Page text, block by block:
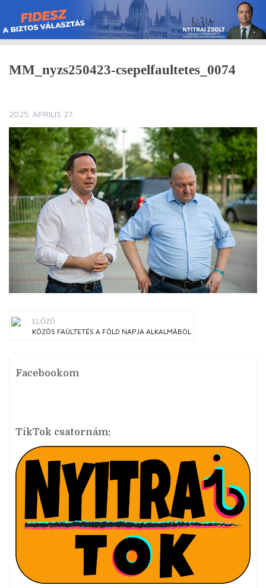
Skip
to
content
MM_nyzs250423-csepelfaultetes_0074
2025. ÁPRILIS 27.
ELŐZŐ
KÖZÖS FAÜLTETÉS A FÖLD NAPJA ALKALMÁBÓL
Facebookom
TikTok csatornám: